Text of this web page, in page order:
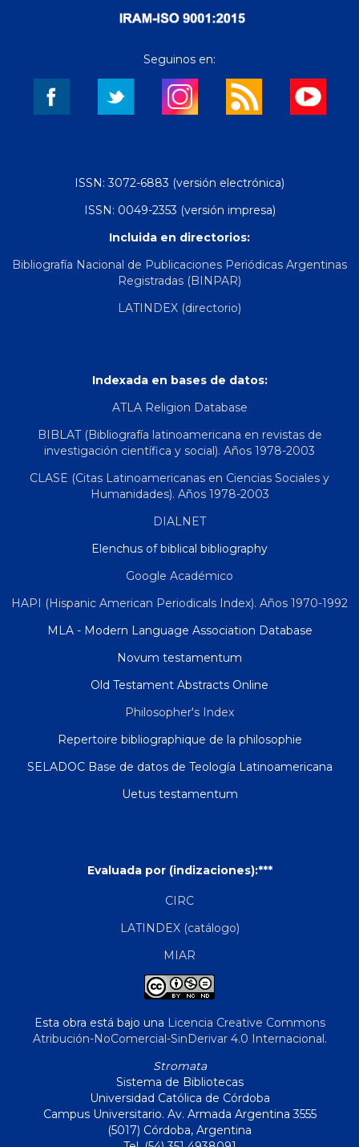
Seguinos en:
ISSN: 3072-6883 (versión electrónica)
ISSN: 0049-2353 (versión impresa)
Incluida en directorios:
Bibliografía Nacional de Publicaciones Periódicas Argentinas
Registradas (BINPAR)
LATINDEX (directorio)
Indexada en bases de datos:
ATLA Religion Database
BIBLAT (Bibliografía latinoamericana en revistas de
investigación científica y social). Años 1978-2003
CLASE (Citas Latinoamericanas en Ciencias Sociales y
Humanidades). Años 1978-2003
DIALNET
Elenchus of biblical bibliography
Google Académico
HAPI (Hispanic American Periodicals Index). Años 1970-1992
MLA - Modern Language Association Database
Novum testamentum
Old Testament Abstracts Online
Philosopher's Index
Repertoire bibliographique de la philosophie
SELADOC Base de datos de Teología Latinoamericana
Uetus testamentum
Evaluada por (indizaciones):***
CIRC
LATINDEX (catálogo)
MIAR
Esta obra está bajo una Licencia Creative Commons
Atribución-NoComercial-SinDerivar 4.0 Internacional.
Stromata
Sistema de Bibliotecas
Universidad Católica de Córdoba
Campus Universitario. Av. Armada Argentina 3555
(5017) Córdoba, Argentina